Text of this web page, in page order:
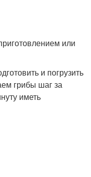
или
и погрузить
грибы шаг за
иметь